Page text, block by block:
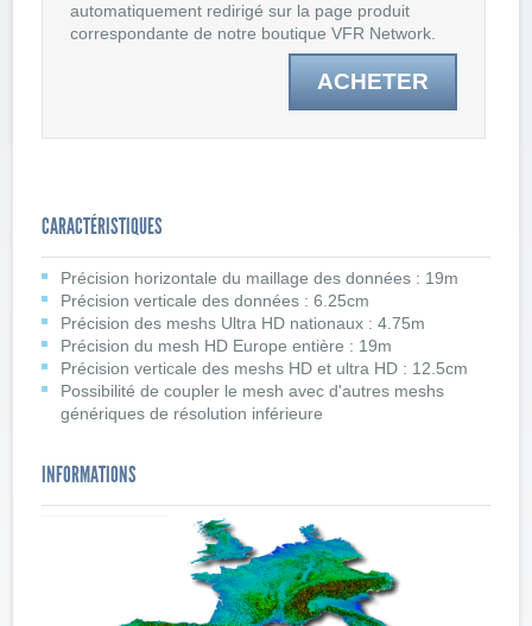
ACHETER
automatiquement redirigé sur la page produit
correspondante de notre boutique VFR Network.
CARACTÉRISTIQUES
Précision horizontale du maillage des données : 19m
Précision verticale des données : 6.25cm
Précision des meshs Ultra HD nationaux : 4.75m
Précision du mesh HD Europe entière : 19m
Précision verticale des meshs HD et ultra HD : 12.5cm
Possibilité de coupler le mesh avec d'autres meshs
génériques de résolution inférieure
INFORMATIONS